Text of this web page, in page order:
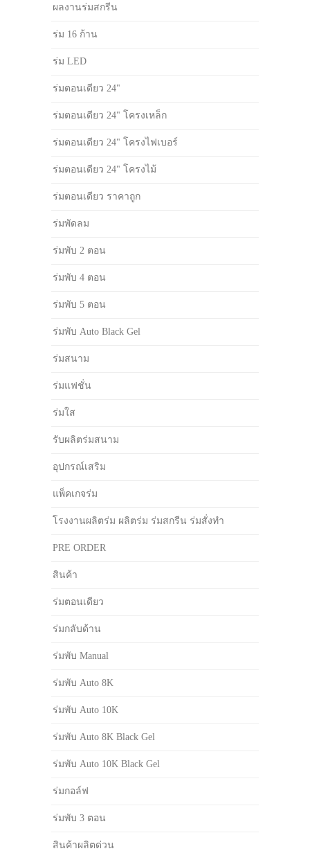
ผลงานร่มสกรีน
ร่ม 16 ก้าน
ร่ม LED
ร่มตอนเดียว 24"
ร่มตอนเดียว 24" โครงเหล็ก
ร่มตอนเดียว 24" โครงไฟเบอร์
ร่มตอนเดียว 24" โครงไม้
ร่มตอนเดียว ราคาถูก
ร่มพัดลม
ร่มพับ 2 ตอน
ร่มพับ 4 ตอน
ร่มพับ 5 ตอน
ร่มพับ Auto Black Gel
ร่มสนาม
ร่มแฟชั่น
ร่มใส
รับผลิตร่มสนาม
อุปกรณ์เสริม
แพ็คเกจร่ม
โรงงานผลิตร่ม ผลิตร่ม ร่มสกรีน ร่มสั่งทำ
PRE ORDER
สินค้า
ร่มตอนเดียว
ร่มกลับด้าน
ร่มพับ Manual
ร่มพับ Auto 8K
ร่มพับ Auto 10K
ร่มพับ Auto 8K Black Gel
ร่มพับ Auto 10K Black Gel
ร่มกอล์ฟ
ร่มพับ 3 ตอน
สินค้าผลิตด่วน